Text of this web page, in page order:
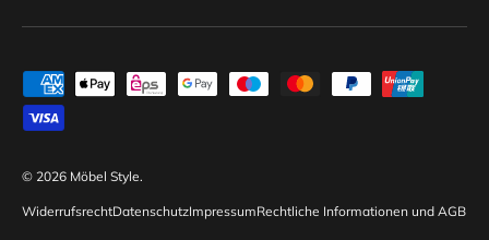
Zahlungsmethoden
© 2026 Möbel Style.
WiderrufsrechtDatenschutzImpressumRechtliche Informationen und AGB